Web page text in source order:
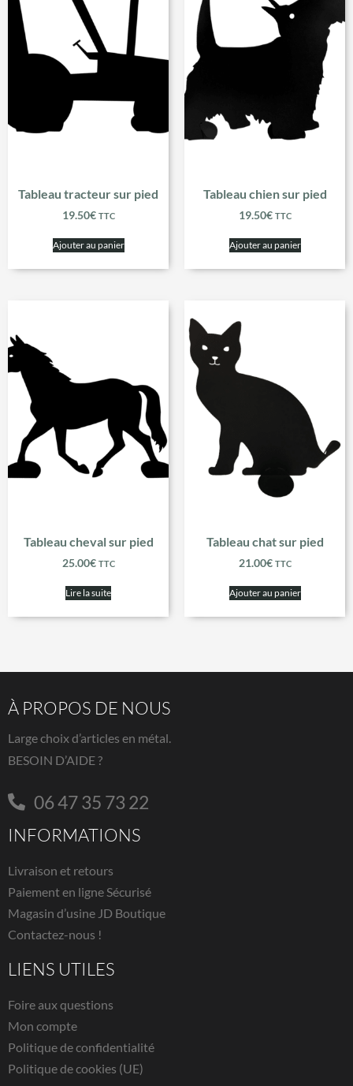
Tableau tracteur sur pied
19.50€ TTC
Ajouter au panier
Tableau chien sur pied
19.50€ TTC
Ajouter au panier
Tableau cheval sur pied
25.00€ TTC
Lire la suite
Tableau chat sur pied
21.00€ TTC
Ajouter au panier
À PROPOS DE NOUS
Large choix d’articles en métal.
BESOIN D’AIDE ?
06 47 35 73 22
INFORMATIONS
Livraison et retours
Paiement en ligne Sécurisé
Magasin d’usine JD Boutique
Contactez-nous !
LIENS UTILES
Foire aux questions
Mon compte
Politique de confidentialité
Politique de cookies (UE)